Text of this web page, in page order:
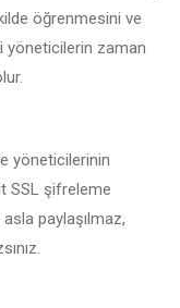
öğrenmesini ve
yöneticilerin zaman
yöneticilerinin
SSL şifreleme
paylaşılmaz,